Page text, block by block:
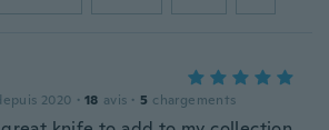
2020 · 18 avis · 5 chargements